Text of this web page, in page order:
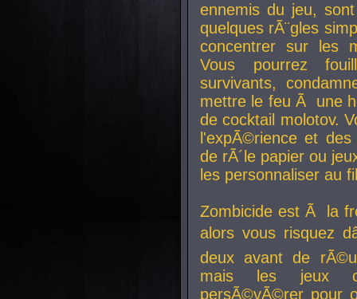
ennemis du jeu,
quelques rÃ¨gles
concentrer sur les
Vous pourrez
survivants,
mettre le feu Ã une
de cocktail molotov.
l'expÃ©rience et
de rÃ´le papier ou
les personnaliser au
Zombicide est Ã la
alors vous risquez
deux avant de
mais les jeux
persÃ©vÃ©rer pour